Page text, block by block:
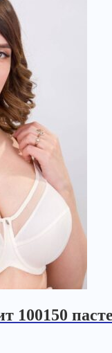
100150